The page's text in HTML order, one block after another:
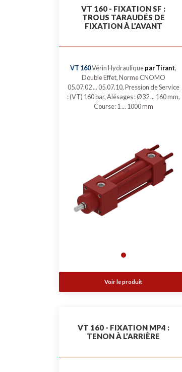
VT 160 - FIXATION SF :
TROUS TARAUDÉS DE
FIXATION À L’AVANT
VT 160Vérin Hydrauliquepar Tirant,
Double Effet, Norme CNOMO
05.07.02 ... 05.07.10, Pression de Service
: (VT) 160 bar, Alésages : Ø32 ... 160 mm,
Course: 1 ... 1000 mm
Voir le produit
VT 160 - FIXATION MP4 :
TENON À L’ARRIÈRE